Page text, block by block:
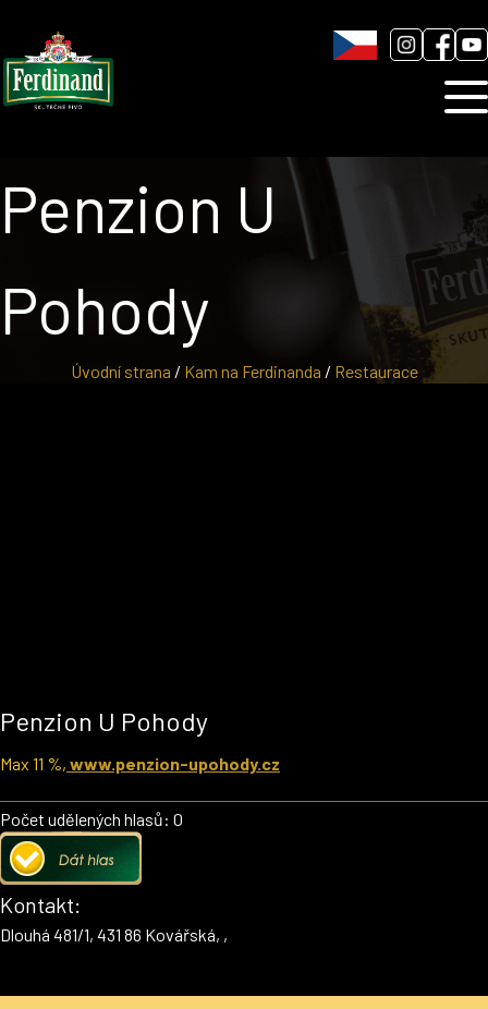
Blog
Úvodní strana / Kam na Ferdinanda / Restaurace
Penzion U
Pohody
Penzion U Pohody
Max 11 %, www.penzion-upohody.cz
Počet udělených hlasů: 0
Kontakt:
Dlouhá 481/1, 431 86 Kovářská, ,